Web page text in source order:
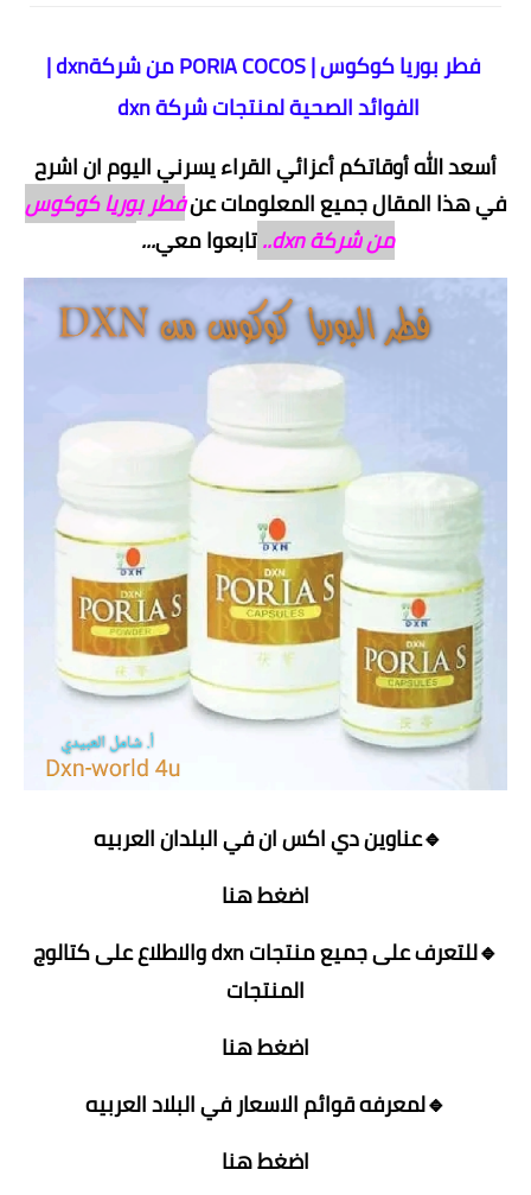
فطر بوريا كوكوس | PORIA COCOS من شركةdxn |
الفوائد الصحية لمنتجات شركة dxn
أسعد الله أوقاتكم أعزائي القراء يسرني اليوم ان اشرح
في هذا المقال جميع المعلومات عنفطر بوريا كوكوس
من شركة dxn..
تابعوا معي...
🔹عناوين دي اكس ان في البلدان العربيه
اضغط هنا
🔹للتعرف على جميع منتجات dxn والاطلاع على كتالوج
المنتجات
اضغط هنا
🔹لمعرفه قوائم الاسعار في البلاد العربيه
اضغط هنا